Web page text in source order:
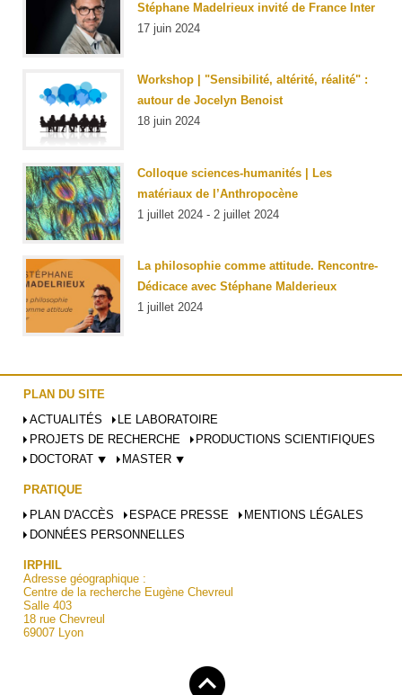
Stéphane Madelrieux invité de France Inter
17 juin 2024
Workshop | "Sensibilité, altérité, réalité" :
autour de Jocelyn Benoist
18 juin 2024
Colloque sciences-humanités | Les
matériaux de l’Anthropocène
1 juillet 2024 - 2 juillet 2024
La philosophie comme attitude. Rencontre-
Dédicace avec Stéphane Malderieux
1 juillet 2024
PLAN DU SITE
ACTUALITÉS
LE LABORATOIRE
PROJETS DE RECHERCHE
PRODUCTIONS SCIENTIFIQUES
DOCTORAT ⯆
MASTER ⯆
PRATIQUE
PLAN D'ACCÈS
ESPACE PRESSE
MENTIONS LÉGALES
DONNÉES PERSONNELLES
IRPHIL
Adresse géographique :
Centre de la recherche Eugène Chevreul
Salle 403
18 rue Chevreul
69007 Lyon